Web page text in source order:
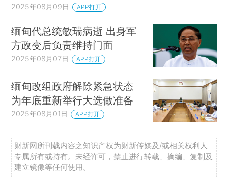
2025年08月09日 APP打开
缅甸代总统敏瑞病逝 出身军
方政变后负责维持门面
2025年08月07日 APP打开
缅甸改组政府解除紧急状态
为年底重新举行大选做准备
2025年08月01日 APP打开
财新网所刊载内容之知识产权为财新传媒及/或相关权利人
专属所有或持有。未经许可，禁止进行转载、摘编、复制及
建立镜像等任何使用。